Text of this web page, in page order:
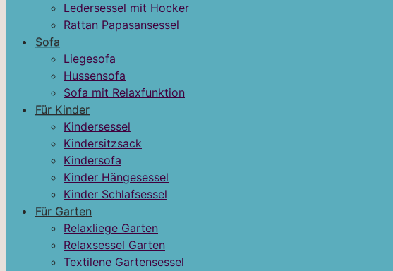
Ledersessel mit Hocker
Rattan Papasansessel
Sofa
Liegesofa
Hussensofa
Sofa mit Relaxfunktion
Für Kinder
Kindersessel
Kindersitzsack
Kindersofa
Kinder Hängesessel
Kinder Schlafsessel
Für Garten
Relaxliege Garten
Relaxsessel Garten
Textilene Gartensessel